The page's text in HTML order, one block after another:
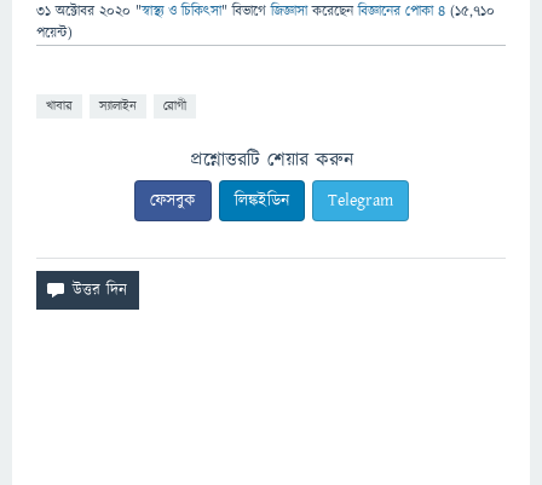
31 অক্টোবর 2020 "স্বাস্থ্য ও চিকিৎসা" বিভাগে জিজ্ঞাসাকরেছেনবিজ্ঞানের পোকা ৪ (15,710
পয়েন্ট)
খাবার স্যালাইন রোগী
প্রশ্নোত্তরটি শেয়ার করুন
ফেসবুক লিঙ্কইডিন Telegram